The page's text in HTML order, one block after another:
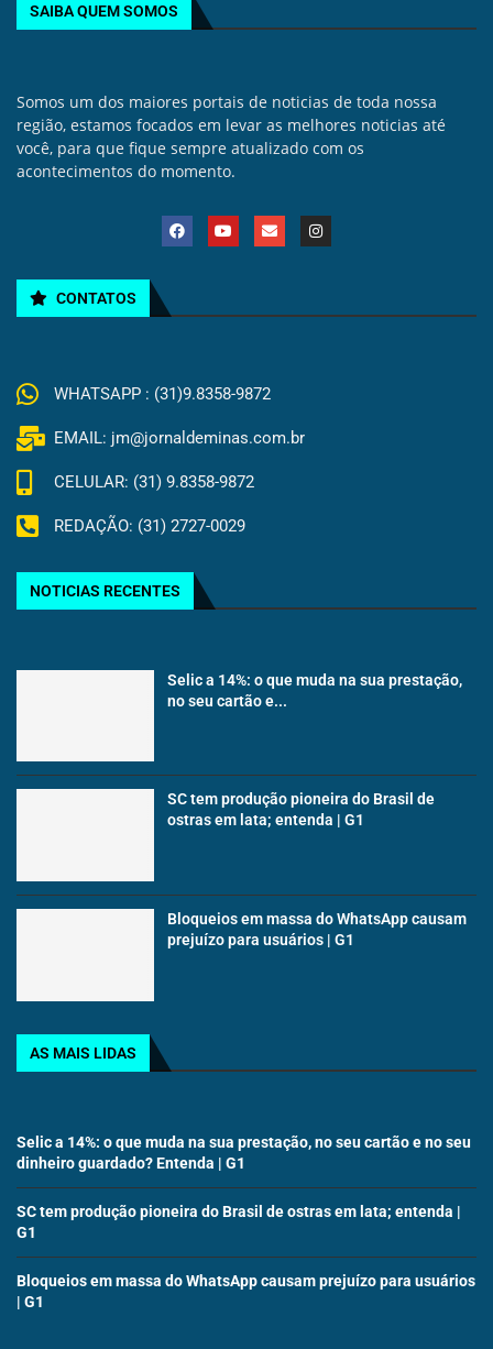
SAIBA QUEM SOMOS
Somos um dos maiores portais de noticias de toda nossa
região, estamos focados em levar as melhores noticias até
você, para que fique sempre atualizado com os
acontecimentos do momento.
CONTATOS
WHATSAPP : (31)9.8358-9872
EMAIL: jm@jornaldeminas.com.br
CELULAR: (31) 9.8358-9872
REDAÇÃO: (31) 2727-0029
NOTICIAS RECENTES
Selic a 14%: o que muda na sua prestação,
no seu cartão e...
SC tem produção pioneira do Brasil de
ostras em lata; entenda | G1
Bloqueios em massa do WhatsApp causam
prejuízo para usuários | G1
AS MAIS LIDAS
Selic a 14%: o que muda na sua prestação, no seu cartão e no seu
dinheiro guardado? Entenda | G1
SC tem produção pioneira do Brasil de ostras em lata; entenda |
G1
Bloqueios em massa do WhatsApp causam prejuízo para usuários
| G1